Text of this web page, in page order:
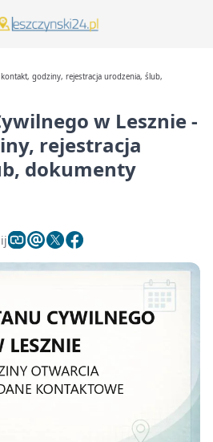
godziny, rejestracja urodzenia, ślub,
w Lesznie -
rejestracja
dokumenty